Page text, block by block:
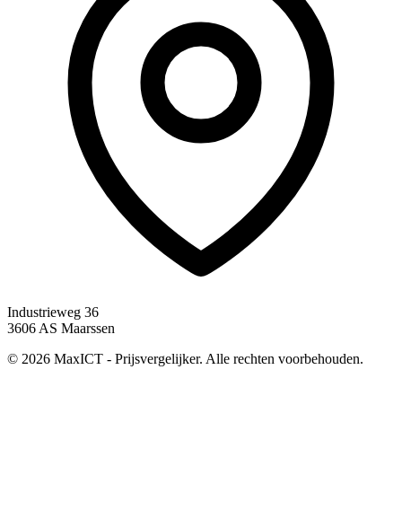
Industrieweg 36
3606 AS Maarssen
© 2026 MaxICT - Prijsvergelijker. Alle rechten voorbehouden.